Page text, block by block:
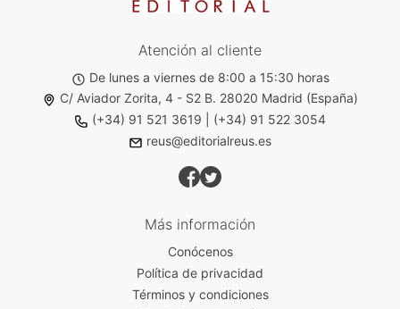
Atención al cliente
De lunes a viernes de 8:00 a 15:30 horas
C/ Aviador Zorita, 4 - S2 B. 28020 Madrid (España)
(+34) 91 521 3619
(+34) 91 522 3054
reus@editorialreus.es
Más información
Conócenos
Política de privacidad
Términos y condiciones